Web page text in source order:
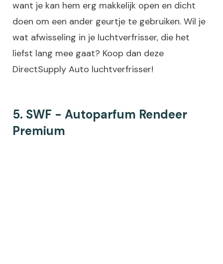
want je kan hem erg makkelijk open en dicht
doen om een ander geurtje te gebruiken. Wil je
wat afwisseling in je luchtverfrisser, die het
liefst lang mee gaat? Koop dan deze
DirectSupply Auto luchtverfrisser!
5. SWF - Autoparfum Rendeer
Premium